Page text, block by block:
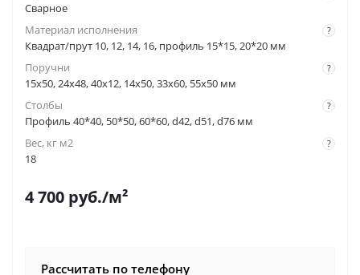
Сварное
?
Материал исполнения
Квадрат/прут 10, 12, 14, 16, профиль 15*15, 20*20 мм
?
Поручни
15x50, 24x48, 40x12, 14x50, 33x60, 55x50 мм
?
Столбы
Профиль 40*40, 50*50, 60*60, d42, d51, d76 мм
?
Вес, кг м2
18
4 700 руб./м²
Рассчитать по телефону